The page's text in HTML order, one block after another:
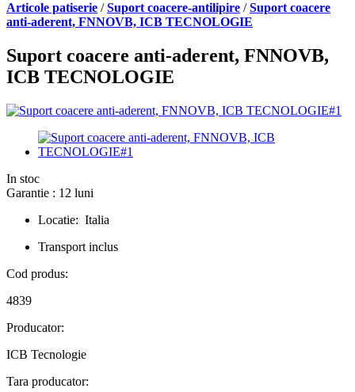
Articole patiserie /Suport coacere-antilipire /Suport coacere
anti-aderent, FNNOVB, ICB TECNOLOGIE
Suport coacere anti-aderent, FNNOVB,
ICB TECNOLOGIE
In stoc
Garantie : 12 luni
Locatie: Italia
Transport inclus
Cod produs:
4839
Producator:
ICB Tecnologie
Tara producator: